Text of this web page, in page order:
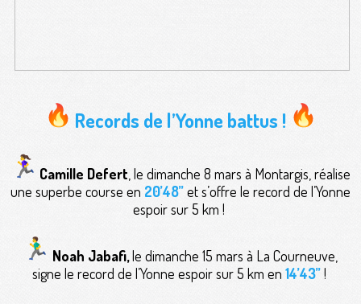
Records de l’Yonne battus !
Camille Defert , le dimanche 8 mars à Montargis, réalise
une superbe course en 20’48’’et s’offre le record de l’Yonne
espoir sur 5 km !
Noah Jabafi,le dimanche 15 mars à La Courneuve,
signe le record de l’Yonne espoir sur 5 km en 14’43’’!